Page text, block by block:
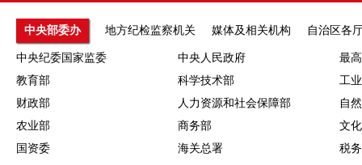
中央部委办 地方纪检监察机关 媒体及相关机构 自治区各
中央纪委国家监委 中央人民政府
最
教育部
科学技术部
工
财政部
人力资源和社会保障部
自
农业部
商务部
文
国资委
海关总署 税